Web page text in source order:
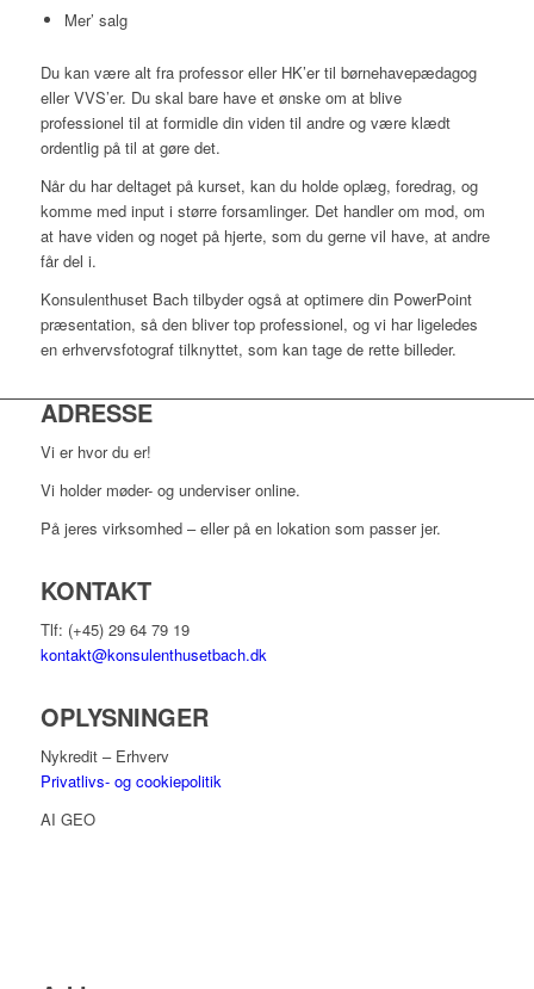
Mer’ salg
Du kan være alt fra professor eller HK’er til børnehavepædagog
eller VVS’er. Du skal bare have et ønske om at blive
professionel til at formidle din viden til andre og være klædt
ordentlig på til at gøre det.
Når du har deltaget på kurset, kan du holde oplæg, foredrag, og
komme med input i større forsamlinger. Det handler om mod, om
at have viden og noget på hjerte, som du gerne vil have, at andre
får del i.
Konsulenthuset Bach tilbyder også at optimere din PowerPoint
præsentation, så den bliver top professionel, og vi har ligeledes
en erhvervsfotograf tilknyttet, som kan tage de rette billeder.
ADRESSE
Vi er hvor du er!
Vi holder møder- og underviser online.
På jeres virksomhed – eller på en lokation som passer jer.
KONTAKT
Tlf: (+45) 29 64 79 19
kontakt@konsulenthusetbach.dk
OPLYSNINGER
Nykredit – Erhverv
Privatlivs- og cookiepolitik
AI GEO